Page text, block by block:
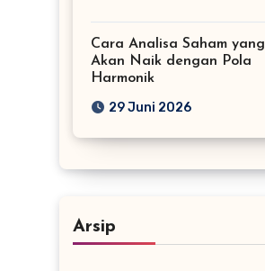
Cara Analisa Saham yang
Akan Naik dengan Pola
Harmonik
29 Juni 2026
Arsip